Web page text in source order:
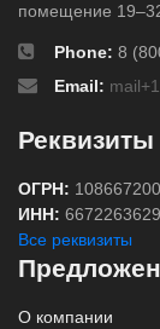
помещение
Phone: 8
Email:
ОГРН:
ИНН: 6672263629
Все реквизиты
О компании